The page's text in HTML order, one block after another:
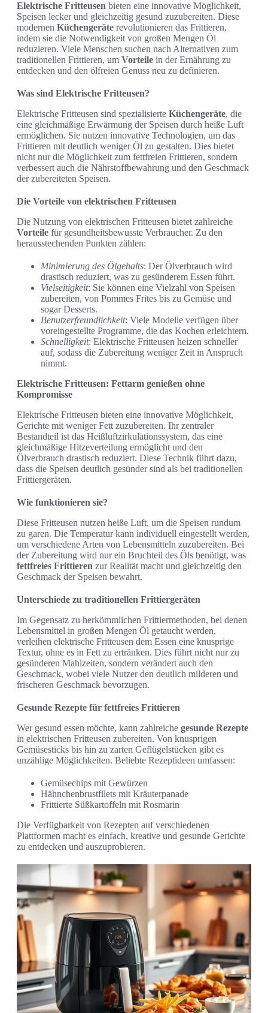
Elektrische Fritteusen bieten eine innovative Möglichkeit,
Speisen lecker und gleichzeitig gesund zuzubereiten. Diese
modernen Küchengeräte revolutionieren das Frittieren,
indem sie die Notwendigkeit von großen Mengen Öl
reduzieren. Viele Menschen suchen nach Alternativen zum
traditionellen Frittieren, um Vorteile in der Ernährung zu
entdecken und den ölfreien Genuss neu zu definieren.
Was sind Elektrische Fritteusen?
Elektrische Fritteusen sind spezialisierte Küchengeräte, die
eine gleichmäßige Erwärmung der Speisen durch heiße Luft
ermöglichen. Sie nutzen innovative Technologien, um das
Frittieren mit deutlich weniger Öl zu gestalten. Dies bietet
nicht nur die Möglichkeit zum fettfreien Frittieren, sondern
verbessert auch die Nährstoffbewahrung und den Geschmack
der zubereiteten Speisen.
Die Vorteile von elektrischen Fritteusen
Die Nutzung von elektrischen Fritteusen bietet zahlreiche
Vorteile für gesundheitsbewusste Verbraucher. Zu den
herausstechenden Punkten zählen:
Minimierung des Ölgehalts: Der Ölverbrauch wird
drastisch reduziert, was zu gesünderem Essen führt.
Vielseitigkeit: Sie können eine Vielzahl von Speisen
zubereiten, von Pommes Frites bis zu Gemüse und
sogar Desserts.
Benutzerfreundlichkeit: Viele Modelle verfügen über
voreingestellte Programme, die das Kochen erleichtern.
Schnelligkeit: Elektrische Fritteusen heizen schneller
auf, sodass die Zubereitung weniger Zeit in Anspruch
nimmt.
Elektrische Fritteusen: Fettarm genießen ohne
Kompromisse
Elektrische Fritteusen bieten eine innovative Möglichkeit,
Gerichte mit weniger Fett zuzubereiten. Ihr zentraler
Bestandteil ist das Heißluftzirkulationssystem, das eine
gleichmäßige Hitzeverteilung ermöglicht und den
Ölverbrauch drastisch reduziert. Diese Technik führt dazu,
dass die Speisen deutlich gesünder sind als bei traditionellen
Frittiergeräten.
Wie funktionieren sie?
Diese Fritteusen nutzen heiße Luft, um die Speisen rundum
zu garen. Die Temperatur kann individuell eingestellt werden,
um verschiedene Arten von Lebensmitteln zuzubereiten. Bei
der Zubereitung wird nur ein Bruchteil des Öls benötigt, was
fettfreies Frittieren zur Realität macht und gleichzeitig den
Geschmack der Speisen bewahrt.
Unterschiede zu traditionellen Frittiergeräten
Im Gegensatz zu herkömmlichen Frittiermethoden, bei denen
Lebensmittel in großen Mengen Öl getaucht werden,
verleihen elektrische Fritteusen dem Essen eine knusprige
Textur, ohne es in Fett zu ertränken. Dies führt nicht nur zu
gesünderen Mahlzeiten, sondern verändert auch den
Geschmack, wobei viele Nutzer den deutlich milderen und
frischeren Geschmack bevorzugen.
Gesunde Rezepte für fettfreies Frittieren
Wer gesund essen möchte, kann zahlreiche gesunde Rezepte
in elektrischen Fritteusen zubereiten. Von knusprigen
Gemüsesticks bis hin zu zarten Geflügelstücken gibt es
unzählige Möglichkeiten. Beliebte Rezeptideen umfassen:
Gemüsechips mit Gewürzen
Hähnchenbrustfilets mit Kräuterpanade
Frittierte Süßkartoffeln mit Rosmarin
Die Verfügbarkeit von Rezepten auf verschiedenen
Plattformen macht es einfach, kreative und gesunde Gerichte
zu entdecken und auszuprobieren.